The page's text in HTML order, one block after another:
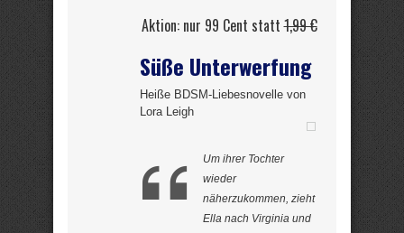
Aktion: nur 99 Cent statt1,99 €
Süße Unterwerfung
Heiße BDSM-Liebesnovelle von
Lora Leigh
Um ihrer Tochter
wieder
näherzukommen, zieht
Ella nach Virginia und